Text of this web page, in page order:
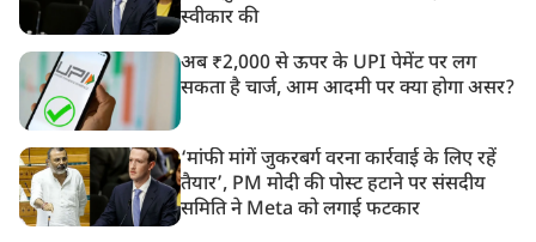
स्वीकार की
अब ₹2,000 से ऊपर के UPI पेमेंट पर लग
सकता है चार्ज, आम आदमी पर क्या होगा असर?
‘मांफी मांगें जुकरबर्ग वरना कार्रवाई के लिए रहें
तैयार’, PM मोदी की पोस्ट हटाने पर संसदीय
समिति ने Meta को लगाई फटकार